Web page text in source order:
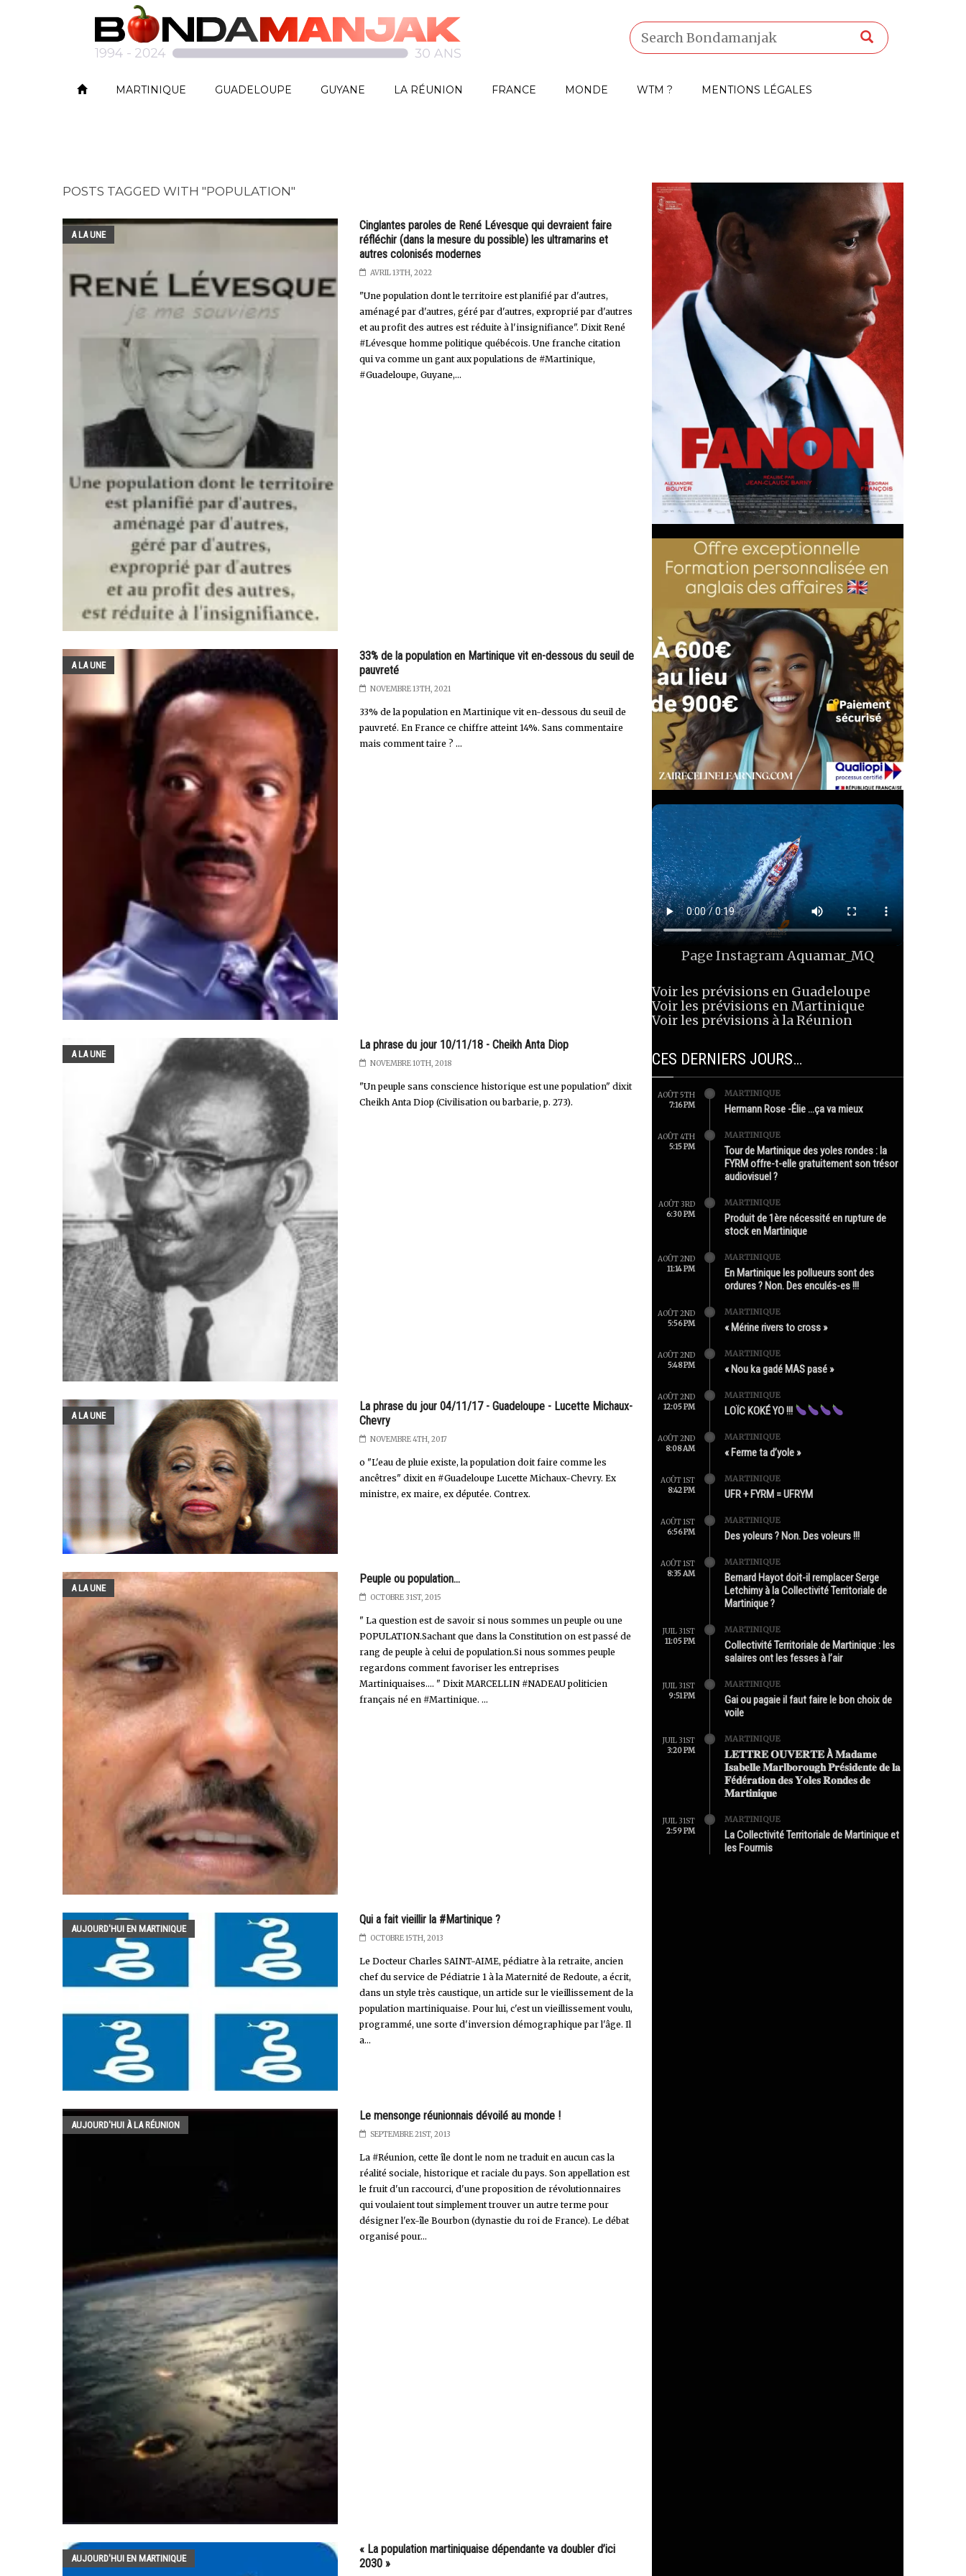
MARTINIQUE GUADELOUPE GUYANE LA RÉUNION FRANCE MONDE WTM ? MENTIONS LÉGALES
POSTS TAGGED WITH "POPULATION"
A LA UNE
Cinglantes paroles de René Lévesque qui devraient faire
réfléchir (dans la mesure du possible) les ultramarins et
autres colonisés modernes
AVRIL 13TH, 2022
"Une population dont le territoire est planifié par d'autres,
aménagé par d'autres, géré par d'autres, exproprié par d'autres
et au profit des autres est réduite à l'insignifiance". Dixit René
#Lévesque homme politique québécois. Une franche citation
qui va comme un gant aux populations de #Martinique,
#Guadeloupe, Guyane,...
A LA UNE
33% de la population en Martinique vit en-dessous du seuil de
pauvreté
NOVEMBRE 13TH, 2021
33% de la population en Martinique vit en-dessous du seuil de
pauvreté. En France ce chiffre atteint 14%. Sans commentaire
mais comment taire ? ...
A LA UNE
La phrase du jour 10/11/18 - Cheikh Anta Diop
NOVEMBRE 10TH, 2018
"Un peuple sans conscience historique est une population" dixit
Cheikh Anta Diop (Civilisation ou barbarie, p. 273).
A LA UNE
La phrase du jour 04/11/17 - Guadeloupe - Lucette Michaux-
Chevry
NOVEMBRE 4TH, 2017
o "L'eau de pluie existe, la population doit faire comme les
ancêtres" dixit en #Guadeloupe Lucette Michaux-Chevry. Ex
ministre, ex maire, ex députée. Contrex.
A LA UNE
Peuple ou population...
OCTOBRE 31ST, 2015
" La question est de savoir si nous sommes un peuple ou une
POPULATION.Sachant que dans la Constitution on est passé de
rang de peuple à celui de population.Si nous sommes peuple
regardons comment favoriser les entreprises
Martiniquaises.... " Dixit MARCELLIN #NADEAU politicien
français né en #Martinique. ...
AUJOURD'HUI EN MARTINIQUE
Qui a fait vieillir la #Martinique ?
OCTOBRE 15TH, 2013
Le Docteur Charles SAINT-AIME, pédiatre à la retraite, ancien
chef du service de Pédiatrie 1 à la Maternité de Redoute, a écrit,
dans un style très caustique, un article sur le vieillissement de la
population martiniquaise. Pour lui, c'est un vieillissement voulu,
programmé, une sorte d'inversion démographique par l'âge. Il
a...
AUJOURD'HUI À LA RÉUNION
Le mensonge réunionnais dévoilé au monde !
SEPTEMBRE 21ST, 2013
La #Réunion, cette île dont le nom ne traduit en aucun cas la
réalité sociale, historique et raciale du pays. Son appellation est
le fruit d'un raccourci, d'une proposition de révolutionnaires
qui voulaient tout simplement trouver un autre terme pour
désigner l'ex-île Bourbon (dynastie du roi de France). Le débat
organisé pour...
AUJOURD'HUI EN MARTINIQUE
« La population martiniquaise dépendante va doubler d’ici
2030 »
Page InstagramAquamar_MQ
Voir les prévisions en Guadeloupe
Voir les prévisions en Martinique
Voir les prévisions à la Réunion
CES DERNIERS JOURS…
AOÛT 5TH
7:16 PM
MARTINIQUE
Hermann Rose -Élie …ça va mieux
AOÛT 4TH
5:15 PM
MARTINIQUE
Tour de Martinique des yoles rondes : la
FYRM offre-t-elle gratuitement son trésor
audiovisuel ?
AOÛT 3RD
6:30 PM
MARTINIQUE
Produit de 1ère nécessité en rupture de
stock en Martinique
AOÛT 2ND
11:14 PM
MARTINIQUE
En Martinique les pollueurs sont des
ordures ? Non. Des enculés-es !!!
AOÛT 2ND
5:56 PM
MARTINIQUE
« Mérine rivers to cross »
AOÛT 2ND
5:48 PM
MARTINIQUE
« Nou ka gadé MAS pasé »
AOÛT 2ND
12:05 PM
MARTINIQUE
LOÏC KOKÉ YO !!!
AOÛT 2ND
8:08 AM
MARTINIQUE
« Ferme ta d’yole »
AOÛT 1ST
8:42 PM
MARTINIQUE
UFR + FYRM = UFRYM
AOÛT 1ST
6:56 PM
MARTINIQUE
Des yoleurs ? Non. Des voleurs !!!
AOÛT 1ST
8:35 AM
MARTINIQUE
Bernard Hayot doit-il remplacer Serge
Letchimy à la Collectivité Territoriale de
Martinique ?
JUIL 31ST
11:05 PM
MARTINIQUE
Collectivité Territoriale de Martinique : les
salaires ont les fesses à l’air
JUIL 31ST
9:51 PM
MARTINIQUE
Gai ou pagaie il faut faire le bon choix de
voile
JUIL 31ST
3:20 PM
MARTINIQUE
𝐋𝐄𝐓𝐓𝐑𝐄 𝐎𝐔𝐕𝐄𝐑𝐓𝐄 À 𝐌𝐚𝐝𝐚𝐦𝐞
𝐈𝐬𝐚𝐛𝐞𝐥𝐥𝐞 𝐌𝐚𝐫𝐥𝐛𝐨𝐫𝐨𝐮𝐠𝐡 𝐏𝐫é𝐬𝐢𝐝𝐞𝐧𝐭𝐞 𝐝𝐞 𝐥𝐚
𝐅é𝐝é𝐫𝐚𝐭𝐢𝐨𝐧 𝐝𝐞𝐬 𝐘𝐨𝐥𝐞𝐬 𝐑𝐨𝐧𝐝𝐞𝐬 𝐝𝐞
𝐌𝐚𝐫𝐭𝐢𝐧𝐢𝐪𝐮𝐞
JUIL 31ST
2:59 PM
MARTINIQUE
La Collectivité Territoriale de Martinique et
les Fourmis